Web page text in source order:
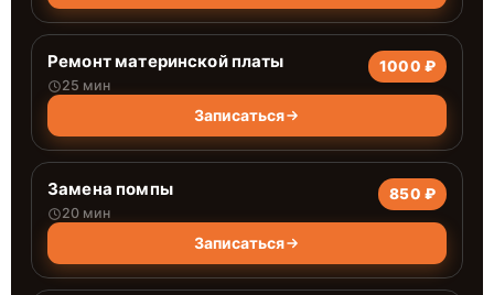
Ремонт материнской платы
25 мин
1000 ₽
Записаться
Замена помпы
20 мин
850 ₽
Записаться